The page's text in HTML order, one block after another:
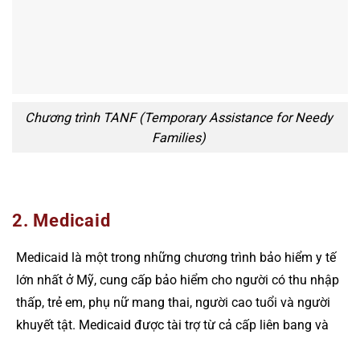
Chương trình TANF (Temporary Assistance for Needy
Families)
2. Medicaid
Medicaid là một trong những chương trình bảo hiểm y tế
lớn nhất ở Mỹ, cung cấp bảo hiểm cho người có thu nhập
thấp, trẻ em, phụ nữ mang thai, người cao tuổi và người
khuyết tật. Medicaid được tài trợ từ cả cấp liên bang và